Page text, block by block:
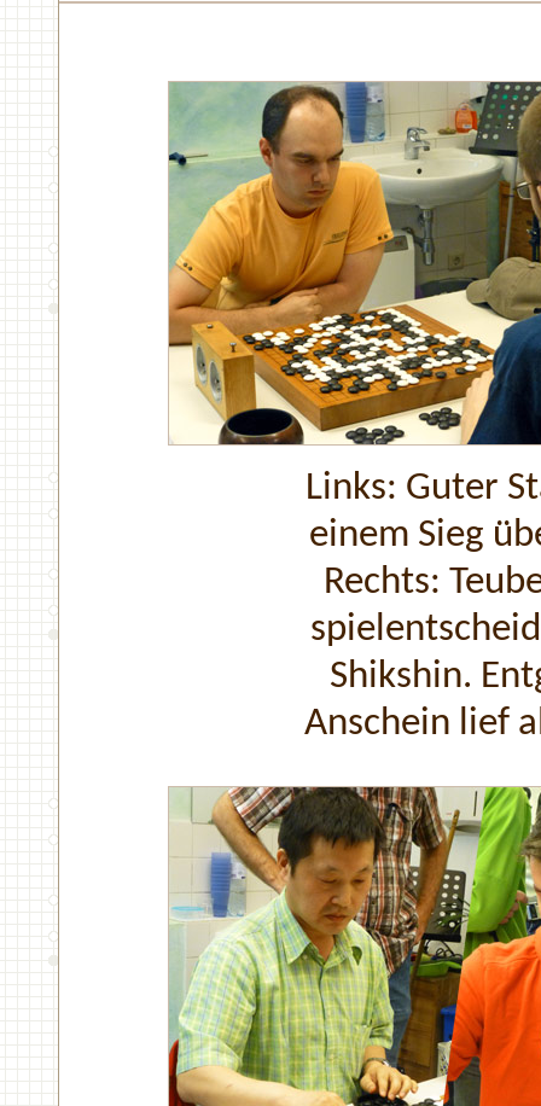
Links: Guter
einem Sieg
Rechts:
Shikshin.
Anschein lief